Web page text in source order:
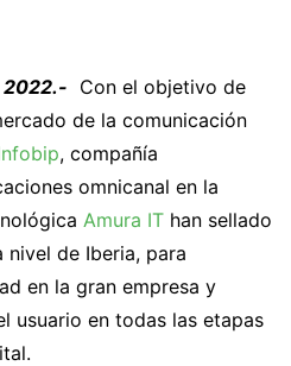
2022.- Con el objetivo de
de la comunicación
, compañía
omnicanal en la
Amura IT han sellado
de Iberia, para
en la gran empresa y
usuario en todas las etapas